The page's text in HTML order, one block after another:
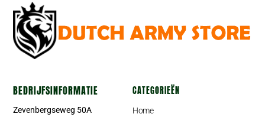
BEDRIJFSINFORMATIE
Zevenbergseweg 50A
CATEGORIEËN
Home